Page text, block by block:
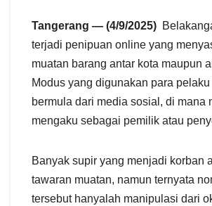
Tangerang — (4/9/2025)
terjadi penipuan online yang
muatan barang antar kota maupun
Modus yang digunakan para
bermula dari media sosial, di mana
mengaku sebagai pemilik atau
Banyak supir yang menjadi korban
tawaran muatan, namun ternyata
tersebut hanyalah manipulasi dari